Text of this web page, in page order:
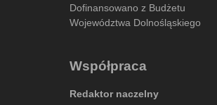
Dofinansowano z Budżetu
Województwa Dolnośląskiego
Współpraca
Redaktor naczelny